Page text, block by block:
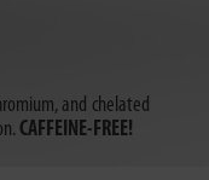
and chelated
CAFFEINE-FREE!